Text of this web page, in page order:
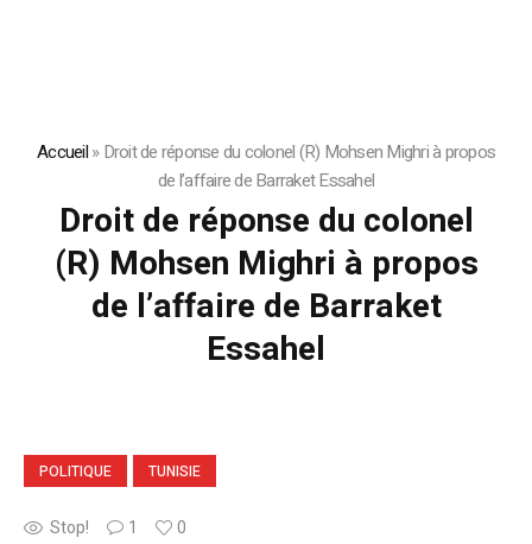
Accueil»Droit de réponse du colonel (R) Mohsen Mighri à propos
de l’affaire de Barraket Essahel
Droit de réponse du colonel
(R) Mohsen Mighri à propos
de l’affaire de Barraket
Essahel
POLITIQUE TUNISIE
Stop! 1 0